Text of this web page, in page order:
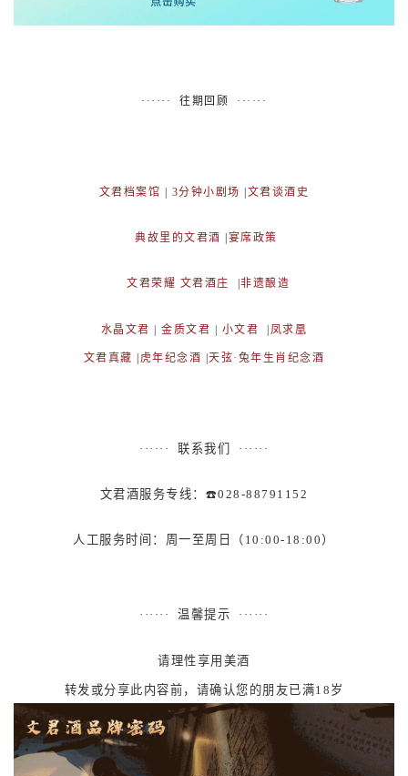
······ 往期回顾 ······
文君档案馆 3分钟小剧场 文君谈酒史
典故里的文君酒 宴席政策
文君荣耀 文君酒庄 非遗酿造
水晶文君 |金质文君 小文君 凤求凰
文君真藏 虎年纪念酒 |天弦·兔年生肖纪念酒
······ 联系我们 ······
文君酒服务专线：☎️028-88791152
人工服务时间：周一至周日（10:00-18:00）
······ 温馨提示 ······
请理性享用美酒
转发或分享此内容前，请确认您的朋友已满18岁